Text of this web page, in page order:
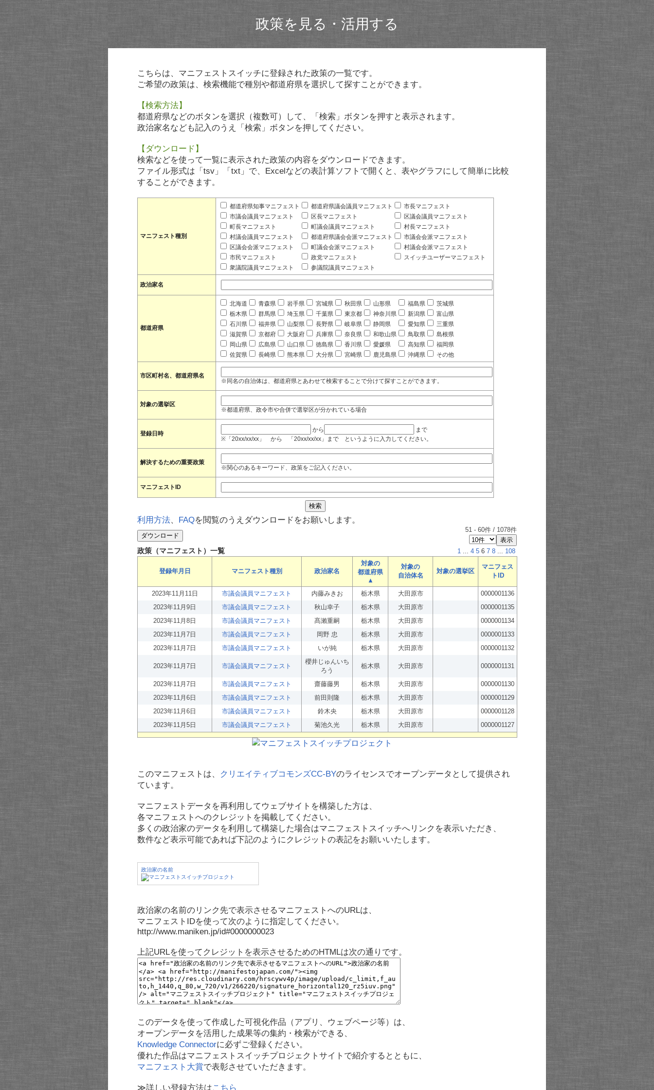
政策を見る・活用する
こちらは、マニフェストスイッチに登録された政策の一覧です。
ご希望の政策は、検索機能で種別や都道府県を選択して探すことができます。
【検索方法】
都道府県などのボタンを選択（複数可）して、「検索」ボタンを押すと表示されます。
政治家名なども記入のうえ「検索」ボタンを押してください。
【ダウンロード】
検索などを使って一覧に表示された政策の内容をダウンロードできます。
ファイル形式は「tsv」「txt」で、Excelなどの表計算ソフトで開くと、表やグラフにして簡単に比較
することができます。
マニフェスト種別
都道府県知事マニフェスト 都道府県議会議員マニフェスト
市長マニフェスト
市議会議員マニフェスト
区長マニフェスト
区議会議員マニフェスト
町長マニフェスト
町議会議員マニフェスト
村長マニフェスト
村議会議員マニフェスト
都道府県議会会派マニフェスト
市議会会派マニフェスト
区議会会派マニフェスト
町議会会派マニフェスト
村議会会派マニフェスト
市民マニフェスト
政党マニフェスト
スイッチユーザーマニフェスト
衆議院議員マニフェスト
参議院議員マニフェスト
政治家名
都道府県
北海道 青森県 岩手県 宮城県 秋田県 山形県 福島県
茨城県
栃木県
群馬県 埼玉県 千葉県 東京都 神奈川県 新潟県
富山県
石川県
福井県 山梨県 長野県 岐阜県 静岡県 愛知県
三重県
滋賀県
京都府 大阪府 兵庫県 奈良県 和歌山県 鳥取県
島根県
岡山県
広島県 山口県 徳島県 香川県 愛媛県 高知県
福岡県
佐賀県
長崎県 熊本県 大分県 宮崎県 鹿児島県 沖縄県 その他
市区町村名、都道府県名
※同名の自治体は、都道府県とあわせて検索することで分けて探すことができます。
対象の選挙区
※都道府県、政令市や合併で選挙区が分かれている場合
登録日時
から
まで
※「20xx/xx/xx」 から 「20xx/xx/xx」まで というように入力してください。
解決するための重要政策
※関心のあるキーワード、政策をご記入ください。
マニフェストID
利用方法、 FAQを閲覧のうえダウンロードをお願いします。
51 - 60件 / 1078件
政策（マニフェスト）一覧 1 ... 4 5 6 7 8 ... 108
登録年月日 マニフェスト種別 政治家名
対象の
都道府県
▲
対象の
自治体名
対象の選挙区
マニフェス
トID
2023年11月11日 市議会議員マニフェスト 内藤みきお 栃木県 大田原市
0000001136
2023年11月9日
市議会議員マニフェスト 秋山幸子 栃木県 大田原市
0000001135
2023年11月8日
市議会議員マニフェスト 髙瀨重嗣 栃木県 大田原市
0000001134
2023年11月7日
市議会議員マニフェスト 岡野 忠 栃木県 大田原市
0000001133
2023年11月7日
市議会議員マニフェスト いが純 栃木県 大田原市 0000001132
2023年11月7日 市議会議員マニフェスト
櫻井じゅんいち
ろう
栃木県 大田原市 0000001131
2023年11月7日 市議会議員マニフェスト 齋藤藤男 栃木県 大田原市
0000001130
2023年11月6日
市議会議員マニフェスト 前田則隆 栃木県 大田原市
0000001129
2023年11月6日
市議会議員マニフェスト 鈴木央 栃木県 大田原市
0000001128
2023年11月5日
市議会議員マニフェスト 菊池久光 栃木県 大田原市 0000001127
このマニフェストは、 クリエイティブコモンズCC-BYのライセンスでオープンデータとして提供され
ています。
マニフェストデータを再利用してウェブサイトを構築した方は、
各マニフェストへのクレジットを掲載してください。
多くの政治家のデータを利用して構築した場合はマニフェストスイッチへリンクを表示いただき、
数件など表示可能であれば下記のようにクレジットの表記をお願いいたします。
政治家の名前
政治家の名前のリンク先で表示させるマニフェストへのURLは、
マニフェストIDを使って次のように指定してください。
http://www.maniken.jp/id#0000000023
上記URLを使ってクレジットを表示させるためのHTMLは次の通りです。
このデータを使って作成した可視化作品（アプリ、ウェブページ等）は、
オープンデータを活用した成果等の集約・検索ができる、
Knowledge Connectorに必ずご登録ください。
優れた作品はマニフェストスイッチプロジェクトサイトで紹介するとともに、
マニフェスト大賞で表彰させていただきます。
≫詳しい登録方法はこちら